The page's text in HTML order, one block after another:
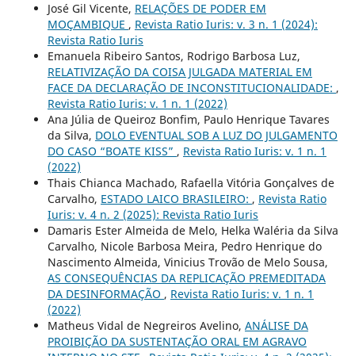
José Gil Vicente, RELAÇÕES DE PODER EM
MOÇAMBIQUE , Revista Ratio Iuris: v. 3 n. 1 (2024):
Revista Ratio Iuris
Emanuela Ribeiro Santos, Rodrigo Barbosa Luz,
RELATIVIZAÇÃO DA COISA JULGADA MATERIAL EM
FACE DA DECLARAÇÃO DE INCONSTITUCIONALIDADE: ,
Revista Ratio Iuris: v. 1 n. 1 (2022)
Ana Júlia de Queiroz Bonfim, Paulo Henrique Tavares
da Silva, DOLO EVENTUAL SOB A LUZ DO JULGAMENTO
DO CASO “BOATE KISS” , Revista Ratio Iuris: v. 1 n. 1
(2022)
Thais Chianca Machado, Rafaella Vitória Gonçalves de
Carvalho, ESTADO LAICO BRASILEIRO: , Revista Ratio
Iuris: v. 4 n. 2 (2025): Revista Ratio Iuris
Damaris Ester Almeida de Melo, Helka Waléria da Silva
Carvalho, Nicole Barbosa Meira, Pedro Henrique do
Nascimento Almeida, Vinicius Trovão de Melo Sousa,
AS CONSEQUÊNCIAS DA REPLICAÇÃO PREMEDITADA
DA DESINFORMAÇÃO , Revista Ratio Iuris: v. 1 n. 1
(2022)
Matheus Vidal de Negreiros Avelino, ANÁLISE DA
PROIBIÇÃO DA SUSTENTAÇÃO ORAL EM AGRAVO